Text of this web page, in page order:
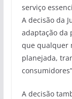
serviço
A decisão da
adaptação da
que qualquer
planejada,
A decisão